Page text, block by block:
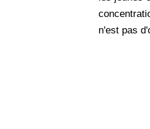
n'est pas